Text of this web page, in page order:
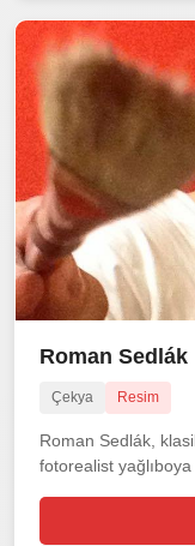
Roman Sedlák
Çekya Resim
Roman Sedlák,
fotorealist yağlıboya